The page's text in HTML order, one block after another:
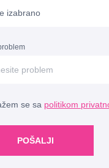
se sa politikom
POŠALJI